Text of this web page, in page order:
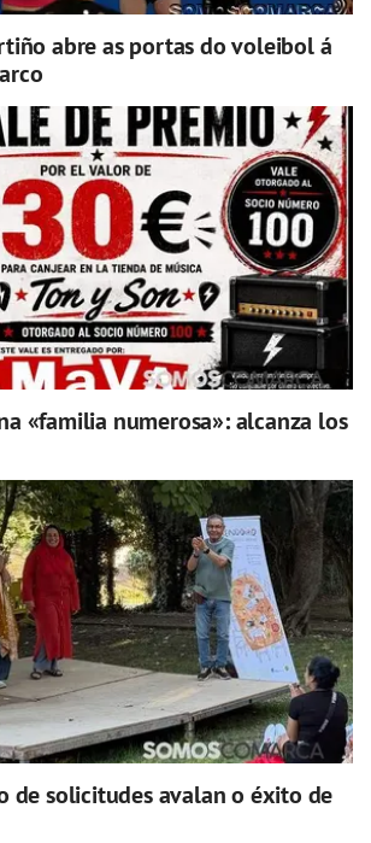
abre as portas do voleibol á
«familia numerosa»: alcanza los
de solicitudes avalan o éxito de